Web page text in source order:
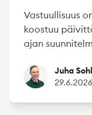
Vastuullisuus
koostuu
ajan
Juha Sohlo
Juha
29.6.2026